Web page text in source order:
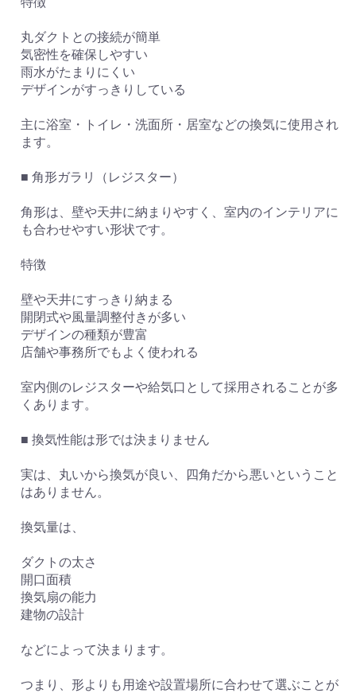
丸ダクトとの接続が簡単
気密性を確保しやすい
雨水がたまりにくい
デザインがすっきりしている
主に浴室・トイレ・洗面所・居室などの換気に使用され
ます。
■ 角形ガラリ（レジスター）
角形は、壁や天井に納まりやすく、室内のインテリアに
も合わせやすい形状です。
特徴
壁や天井にすっきり納まる
開閉式や風量調整付きが多い
デザインの種類が豊富
店舗や事務所でもよく使われる
室内側のレジスターや給気口として採用されることが多
くあります。
■ 換気性能は形では決まりません
実は、丸いから換気が良い、四角だから悪いということ
はありません。
換気量は、
ダクトの太さ
開口面積
換気扇の能力
建物の設計
などによって決まります。
つまり、形よりも用途や設置場所に合わせて選ぶことが